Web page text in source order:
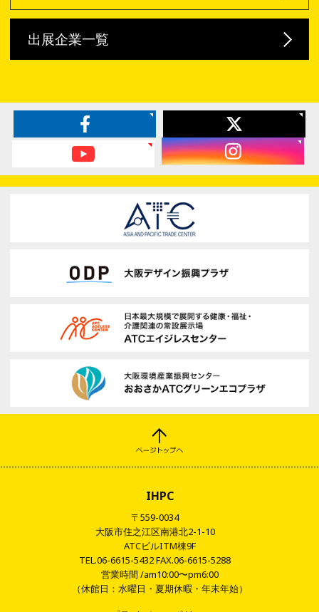
出展企業一覧
IHPC
〒559-0034
大阪市住之江区南港北2-1-10
ATCビルITM棟9F
TEL.06-6615-5432 FAX.06-6615-5288
営業時間 /am10:00〜pm6:00
（休館日：水曜日・夏期休暇・年末年始）